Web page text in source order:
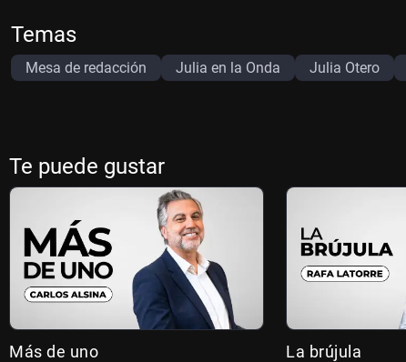
Temas
Mesa de redacción Julia en la Onda Julia Otero
Te puede gustar
Más de uno La brújula